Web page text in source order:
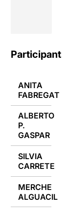
Participants
ANITA
FABREGAT
ALBERTO
P.
GASPAR
SILVIA
CARRETE
MERCHE
ALGUACIL